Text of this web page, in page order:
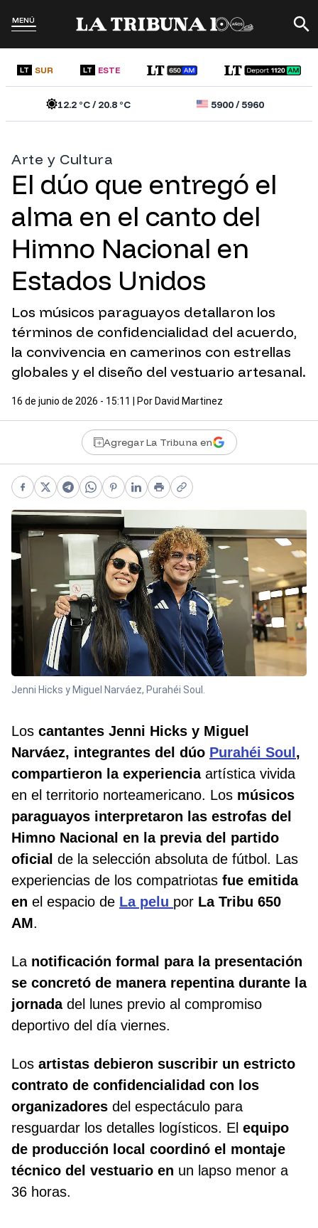
MENÚ
LT SUR LT ESTE
12.2°C /20.8°C 5900/5960
Arte y Cultura
El dúo que entregó el
alma en el canto del
Himno Nacional en
Estados Unidos
Los músicos paraguayos detallaron los
términos de confidencialidad del acuerdo,
la convivencia en camerinos con estrellas
globales y el diseño del vestuario artesanal.
16 de junio de 2026 - 15:11 | Por David Martinez
Agregar La Tribuna en
Facebook
X Telegram
WhatsApp
Pinterest
LinkedIn
PrintCopy link
Jenni Hicks y Miguel Narváez, Purahéi Soul.
Los cantantes Jenni Hicks y Miguel
Narváez, integrantes del dúo Purahéi Soul ,
compartieron la experienciaartística vivida
en el territorio norteamericano. Los músicos
paraguayos interpretaron las estrofas del
Himno Nacional en la previa del partido
oficial de la selección absoluta de fútbol. Las
experiencias de los compatriotas fue emitida
en el espacio de La pelu por La Tribu 650
AM.
La notificación formal para la presentación
se concretó de manera repentina durante la
jornadadel lunes previo al compromiso
deportivo del día viernes.
Los artistas debieron suscribir un estricto
contrato de confidencialidad con los
organizadores del espectáculo para
resguardar los detalles logísticos. El equipo
de producción local coordinó el montaje
técnico del vestuario en un lapso menor a
36 horas.